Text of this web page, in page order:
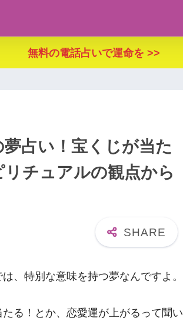
無料の電話占いで運命を >>
夢占い！宝くじが当た
チュアルの観点から
、特別な意味を持つ夢なんですよ。
る！とか、恋愛運が上がるって聞い